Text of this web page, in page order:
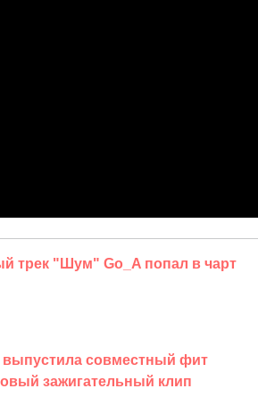
трек "Шум" Go_A попал в чарт
совместный фит
зажигательный клип